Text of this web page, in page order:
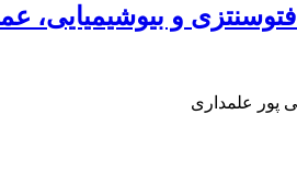
و بیوشیمیایی،
پور علمداری